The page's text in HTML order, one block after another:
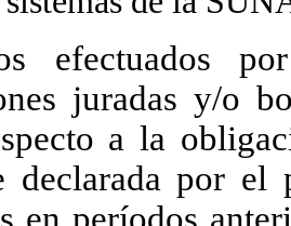
efectuados
juradas y/o
a la
declarada por el